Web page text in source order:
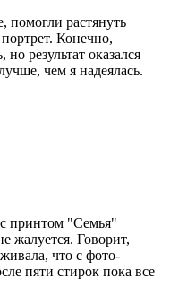
помогли растянуть
Конечно,
результат оказался
чем я надеялась.
принтом "Семья"
жалуется. Говорит,
что с фото-
пяти стирок пока все